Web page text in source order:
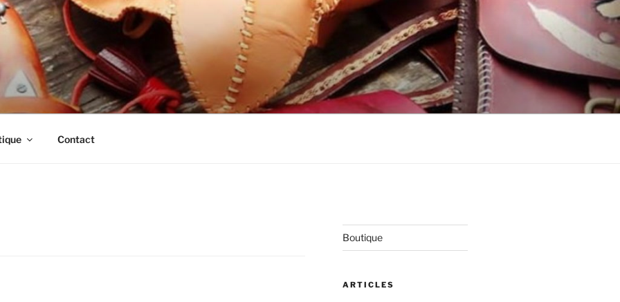
Contact
Boutique
ARTICLES